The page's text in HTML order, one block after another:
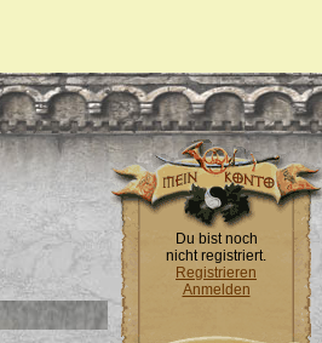
Du bist noch
nicht registriert.
Registrieren
Anmelden